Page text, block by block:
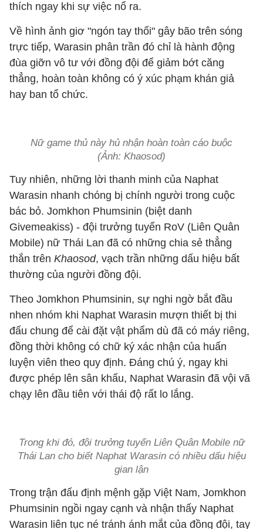
thích ngay khi sự việc nổ ra.
Về hình ảnh giơ "ngón tay thối" gây bão trên sóng
trực tiếp, Warasin phân trần đó chỉ là hành động
đùa giỡn vô tư với đồng đội để giảm bớt căng
thẳng, hoàn toàn không có ý xúc phạm khán giả
hay ban tổ chức.
Nữ game thủ này hủ nhận hoàn toàn cáo buộc
(Ảnh: Khaosod)
Tuy nhiên, những lời thanh minh của Naphat
Warasin nhanh chóng bị chính người trong cuộc
bác bỏ. Jomkhon Phumsinin (biệt danh
Givemeakiss) - đội trưởng tuyển RoV (Liên Quân
Mobile) nữ Thái Lan đã có những chia sẻ thẳng
thắn trên Khaosod, vạch trần những dấu hiệu bất
thường của người đồng đội.
Theo Jomkhon Phumsinin, sự nghi ngờ bắt đầu
nhen nhóm khi Naphat Warasin mượn thiết bị thi
đấu chung để cài đặt vật phẩm dù đã có máy riêng,
đồng thời không có chữ ký xác nhận của huấn
luyện viên theo quy định. Đáng chú ý, ngay khi
được phép lên sân khấu, Naphat Warasin đã vội vã
chạy lên đầu tiên với thái độ rất lo lắng.
Trong khi đó, đội trưởng tuyển Liên Quân Mobile nữ
Thái Lan cho biết Naphat Warasin có nhiều dấu hiệu
gian lận
Trong trận đấu định mệnh gặp Việt Nam, Jomkhon
Phumsinin ngồi ngay cạnh và nhận thấy Naphat
Warasin liên tục né tránh ánh mắt của đồng đội, tay